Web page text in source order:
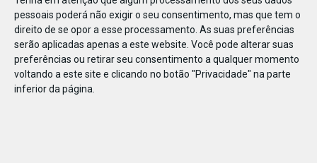
pessoais poderá não exigir o seu consentimento, mas que tem o
direito de se opor a esse processamento. As suas preferências
serão aplicadas apenas a este website. Você pode alterar suas
preferências ou retirar seu consentimento a qualquer momento
voltando a este site e clicando no botão "Privacidade" na parte
inferior da página.